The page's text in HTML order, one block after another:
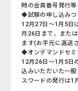
時の会員番号発行
◆試験の申し込みつ
12月27日～1月5日
月26日まで、また
ます(お手元に返送
◆オンデマンドセミ
12月26日～1月5日
込みいただいた一
スワードの発行は1